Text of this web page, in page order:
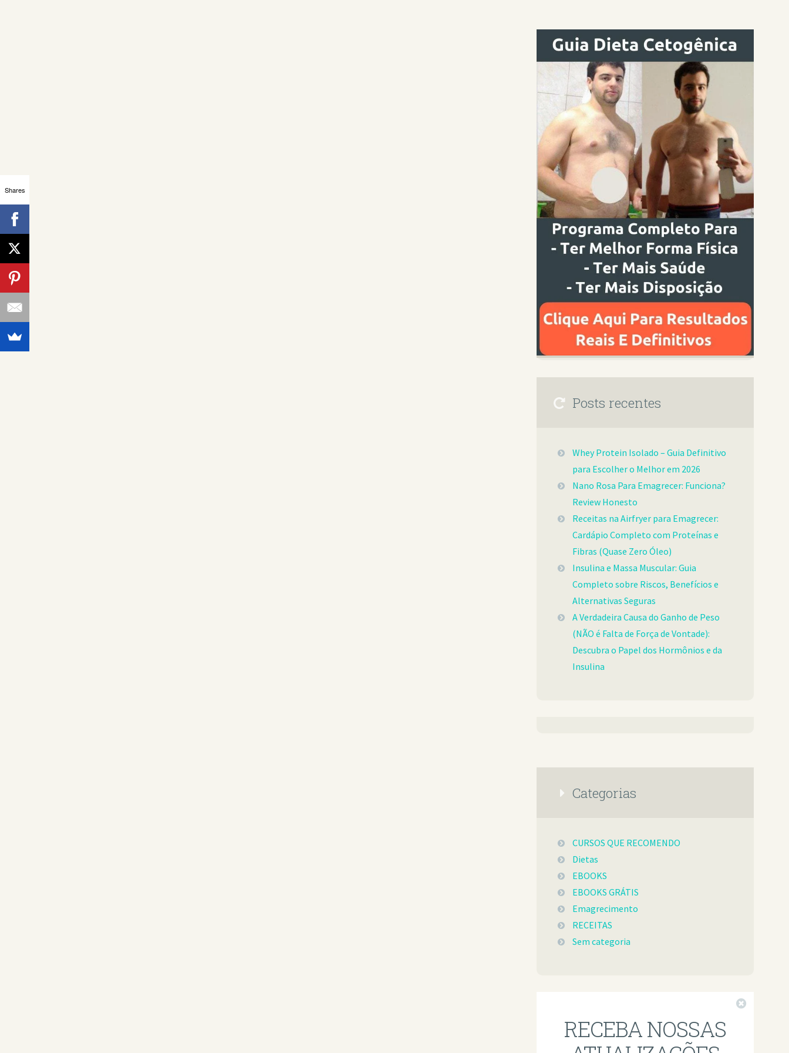
Posts recentes
Whey Protein Isolado – Guia Definitivo
para Escolher o Melhor em 2026
Nano Rosa Para Emagrecer: Funciona?
Review Honesto
Receitas na Airfryer para Emagrecer:
Cardápio Completo com Proteínas e
Fibras (Quase Zero Óleo)
Insulina e Massa Muscular: Guia
Completo sobre Riscos, Benefícios e
Alternativas Seguras
A Verdadeira Causa do Ganho de Peso
(NÃO é Falta de Força de Vontade):
Descubra o Papel dos Hormônios e da
Insulina
Categorias
CURSOS QUE RECOMENDO
Dietas
EBOOKS
EBOOKS GRÁTIS
Emagrecimento
RECEITAS
Sem categoria
RECEBA NOSSAS
Shares